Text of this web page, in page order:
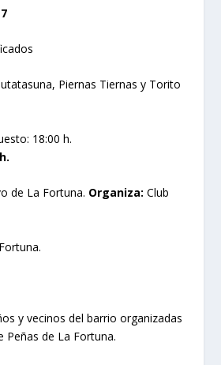
Piernas Tiernas y Torito
18:00 h.
de La Fortuna. Organiza: Club
y vecinos del barrio organizadas
Peñas de La Fortuna.